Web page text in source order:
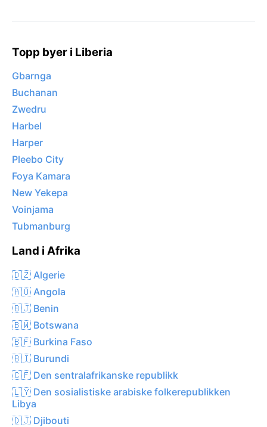
Topp byer i Liberia
Gbarnga
Buchanan
Zwedru
Harbel
Harper
Pleebo City
Foya Kamara
New Yekepa
Voinjama
Tubmanburg
Land i Afrika
🇩🇿 Algerie
🇦🇴 Angola
🇧🇯 Benin
🇧🇼 Botswana
🇧🇫 Burkina Faso
🇧🇮 Burundi
🇨🇫 Den sentralafrikanske republikk
🇱🇾 Den sosialistiske arabiske folkerepublikken
Libya
🇩🇯 Djibouti